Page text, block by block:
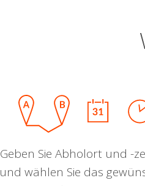
Geben Sie Abholort und -
und wählen Sie das